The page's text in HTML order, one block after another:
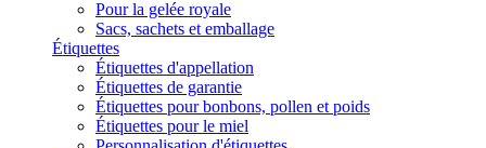
Pour la gelée royale
Sacs, sachets et emballage
Étiquettes
Étiquettes d'appellation
Étiquettes de garantie
Étiquettes pour bonbons, pollen et poids
Étiquettes pour le miel